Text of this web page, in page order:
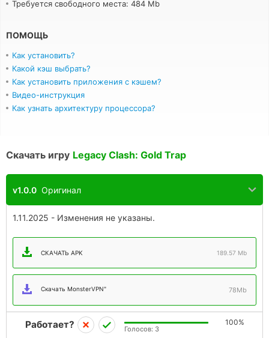
Требуется свободного места: 484 Mb
ПОМОЩЬ
Как установить?
Какой кэш выбрать?
Как установить приложения с кэшем?
Видео-инструкция
Как узнать архитектуру процессора?
Скачать игру Legacy Clash: Gold Trap
v1.0.0 Оригинал
1.11.2025 - Изменения не указаны.
СКАЧАТЬ APK 189.57 Mb
Скачать MonsterVPN" 78Mb
Работает? 100%
Голосов: 3